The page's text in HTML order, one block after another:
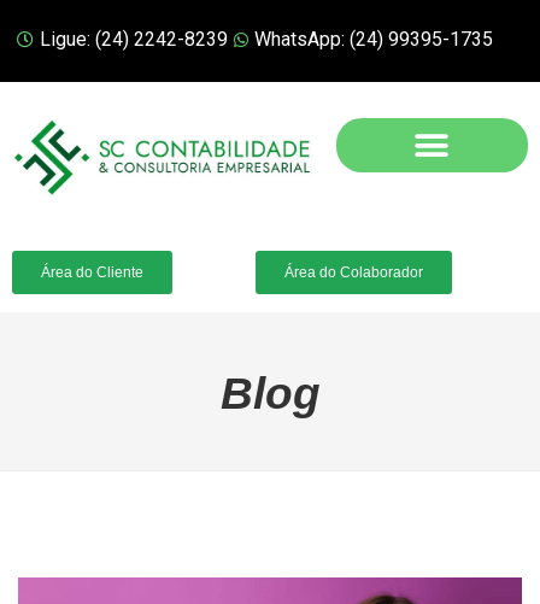
Ligue: (24) 2242-8239 WhatsApp: (24) 99395-1735
Área do Cliente Área do Colaborador
Blog